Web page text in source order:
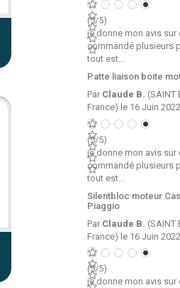
(5/5)
je donne mon avis
commandé plusieurs
tout est...
Patte liaison boite
Par Claude B. (SAINT
France) le 16 Juin
(5/5)
je donne mon avis
commandé plusieurs
tout est...
Silentbloc moteur
Piaggio
Par Claude B. (SAINT
France) le 16 Juin
(5/5)
je donne mon avis